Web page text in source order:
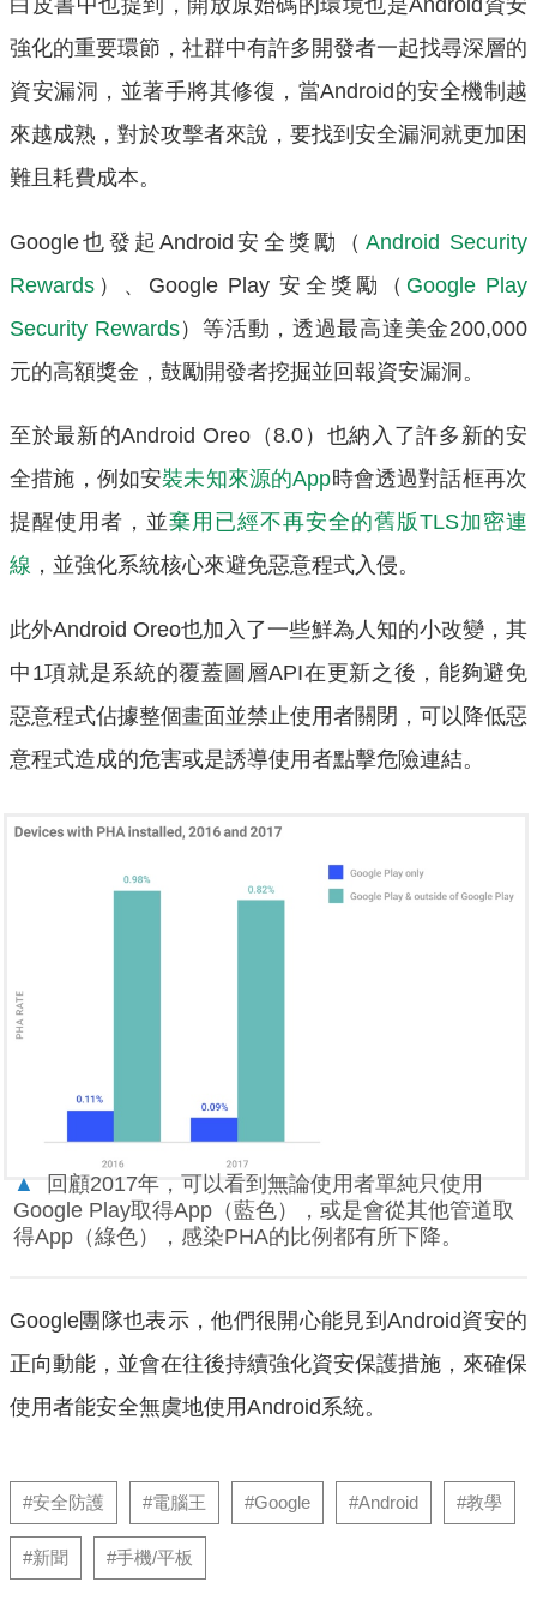
白皮書中也提到，開放原始碼的環境也是Android資安
強化的重要環節，社群中有許多開發者一起找尋深層的
資安漏洞，並著手將其修復，當Android的安全機制越
來越成熟，對於攻擊者來說，要找到安全漏洞就更加困
難且耗費成本。
Google也發起Android安全獎勵（ Android Security
Rewards ）、Google Play 安全獎勵（ Google Play
Security Rewards）等活動，透過最高達美金200,000
元的高額獎金，鼓勵開發者挖掘並回報資安漏洞。
至於最新的Android Oreo（8.0）也納入了許多新的安
全措施，例如安裝未知來源的App時會透過對話框再次
提醒使用者，並棄用已經不再安全的舊版TLS加密連
線 ，並強化系統核心來避免惡意程式入侵。
此外Android Oreo也加入了一些鮮為人知的小改變，其
中1項就是系統的覆蓋圖層API在更新之後，能夠避免
惡意程式佔據整個畫面並禁止使用者關閉，可以降低惡
意程式造成的危害或是誘導使用者點擊危險連結。
▲
回顧2017年，可以看到無論使用者單純只使用
Google Play取得App（藍色），或是會從其他管道取
得App（綠色），感染PHA的比例都有所下降。
Google團隊也表示，他們很開心能見到Android資安的
正向動能，並會在往後持續強化資安保護措施，來確保
使用者能安全無虞地使用Android系統。
#安全防護 #電腦王 #Google #Android #教學
#新聞 #手機/平板